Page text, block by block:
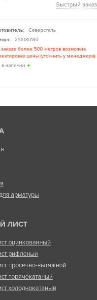
Быстрый заказ
Северсталь
210080130
более 500 метров возможна
цены (уточнить у менеджера)
в наличии
арматуры
ЛИСТ
оцинкованный
рифленый
просечно-вытяжной
горячекатаный
холоднокатаный